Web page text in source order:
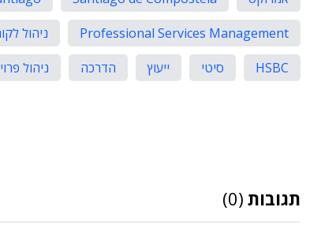
Professional Services Management
ניהול
HSBC
סיטי ייעוץ הדרכה ניהול
תגובות (0)